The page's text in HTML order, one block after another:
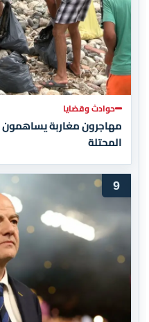
حوادث وقضايا
مهاجرون مغاربة
المحتلة
9